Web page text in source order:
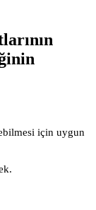
için uygun